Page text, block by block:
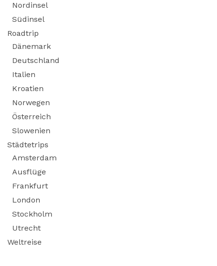
Nordinsel
Südinsel
Roadtrip
Dänemark
Deutschland
Italien
Kroatien
Norwegen
Österreich
Slowenien
Städtetrips
Amsterdam
Ausflüge
Frankfurt
London
Stockholm
Utrecht
Weltreise